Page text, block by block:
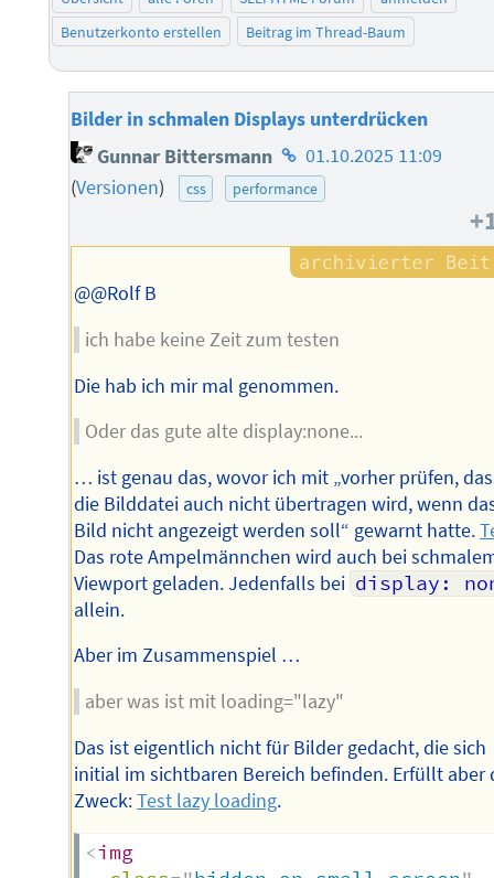
Benutzerkonto erstellen
Beitrag im Thread-Baum
Bilder in schmalen Displays unterdrücken
Gunnar Bittersmann Homepage
des
01.10.2025 11:09
(Versionen) css performance
@@Rolf B
ich habe keine Zeit zum testen
Die hab ich mir mal genommen.
Oder das gute alte display:none...
… ist genau das, wovor ich mit „vorher prüfen,
die Bilddatei auch nicht übertragen wird, wenn
Bild nicht angezeigt werden soll“ gewarnt hatte.
Das rote Ampelmännchen wird auch bei
Viewport geladen. Jedenfalls bei display:
allein.
Aber im Zusammenspiel …
aber was ist mit loading="lazy"
Das ist eigentlich nicht für Bilder gedacht, die sich
initial im sichtbaren Bereich befinden. Erfüllt aber
Zweck:Test lazy loading.
<img